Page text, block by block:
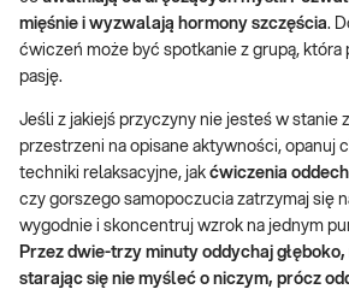
mięśnie i wyzwalają hormony szczęścia.
ćwiczeń może być spotkanie z grupą, która
pasję.
Jeśli z jakiejś przyczyny nie jesteś w stanie
przestrzeni na opisane aktywności, opanuj
techniki relaksacyjne, jak ćwiczenia
czy gorszego samopoczucia zatrzymaj się
wygodnie i skoncentruj wzrok na jednym
Przez dwie-trzy minuty oddychaj
starając się nie myśleć o niczym, prócz